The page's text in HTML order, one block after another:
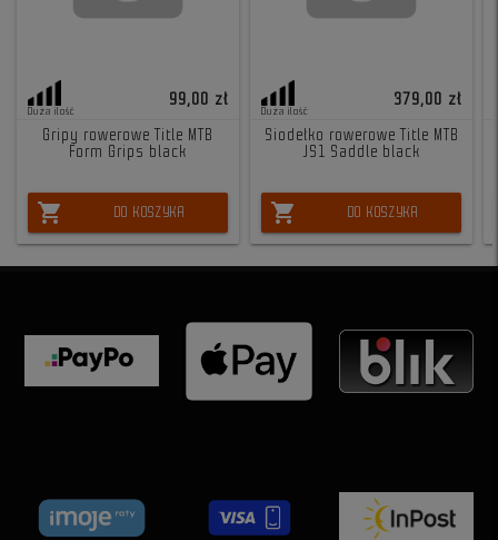
Duża ilość
99,00 zł
Gripy rowerowe Title MTB
Form Grips black
shopping_cart DO KOSZYKA
Duża ilość
379,00 zł
Siodełko rowerowe Title MTB
JS1 Saddle black
shopping_cart DO KOSZYKA